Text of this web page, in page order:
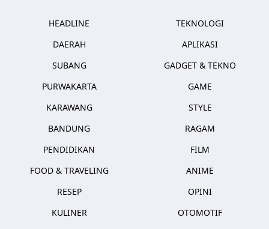
HEADLINE
DAERAH
SUBANG
PURWAKARTA
KARAWANG
BANDUNG
PENDIDIKAN
FOOD & TRAVELING
RESEP
KULINER
TEKNOLOGI
APLIKASI
GADGET & TEKNO
GAME
STYLE
RAGAM
FILM
ANIME
OPINI
OTOMOTIF